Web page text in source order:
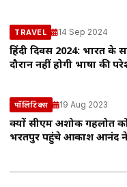
TRAVEL 14 Sep 2024
हिंदी दिवस 2024: भारत के
दौरान नहीं होगी भाषा की
पॉलिटिक्स 19 Aug 2023
क्यों सीएम अशोक गहलोत को
भरतपुर पहुंचे आकाश आनंद